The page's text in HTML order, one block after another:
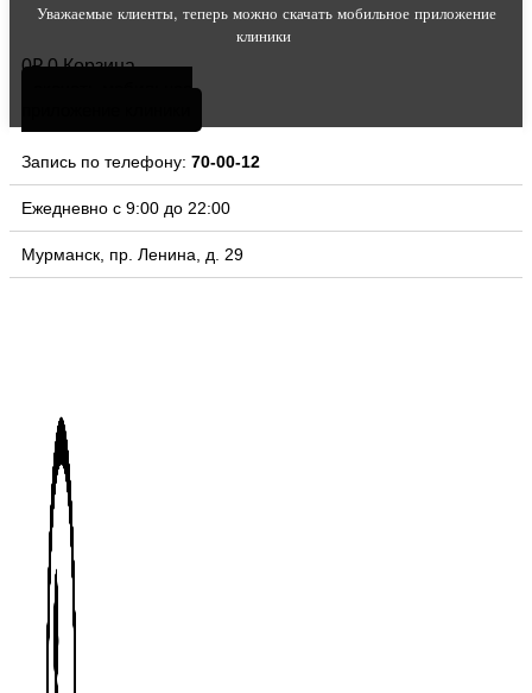
Уважаемые клиенты, теперь можно скачать мобильное приложение
клиники
0₽ 0 Корзина
Запись по телефону: 70-00-12
Ежедневно с 9:00 до 22:00
Мурманск, пр. Ленина, д. 29